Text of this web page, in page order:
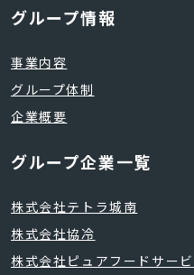
グループ情報
事業内容
グループ体制
企業概要
グループ企業一覧
株式会社テトラ城南
株式会社協冷
株式会社ピュアフードサー